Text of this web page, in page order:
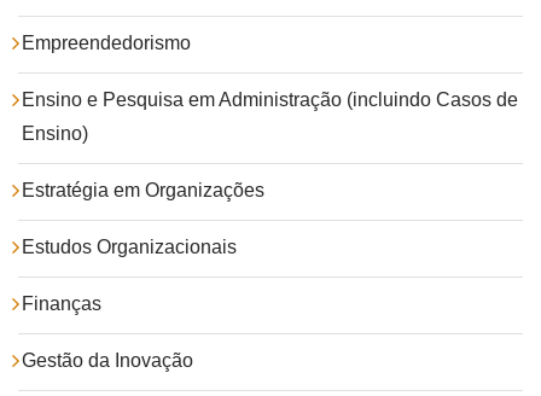
Empreendedorismo
Ensino e Pesquisa em Administração (incluindo Casos de
Ensino)
Estratégia em Organizações
Estudos Organizacionais
Finanças
Gestão da Inovação